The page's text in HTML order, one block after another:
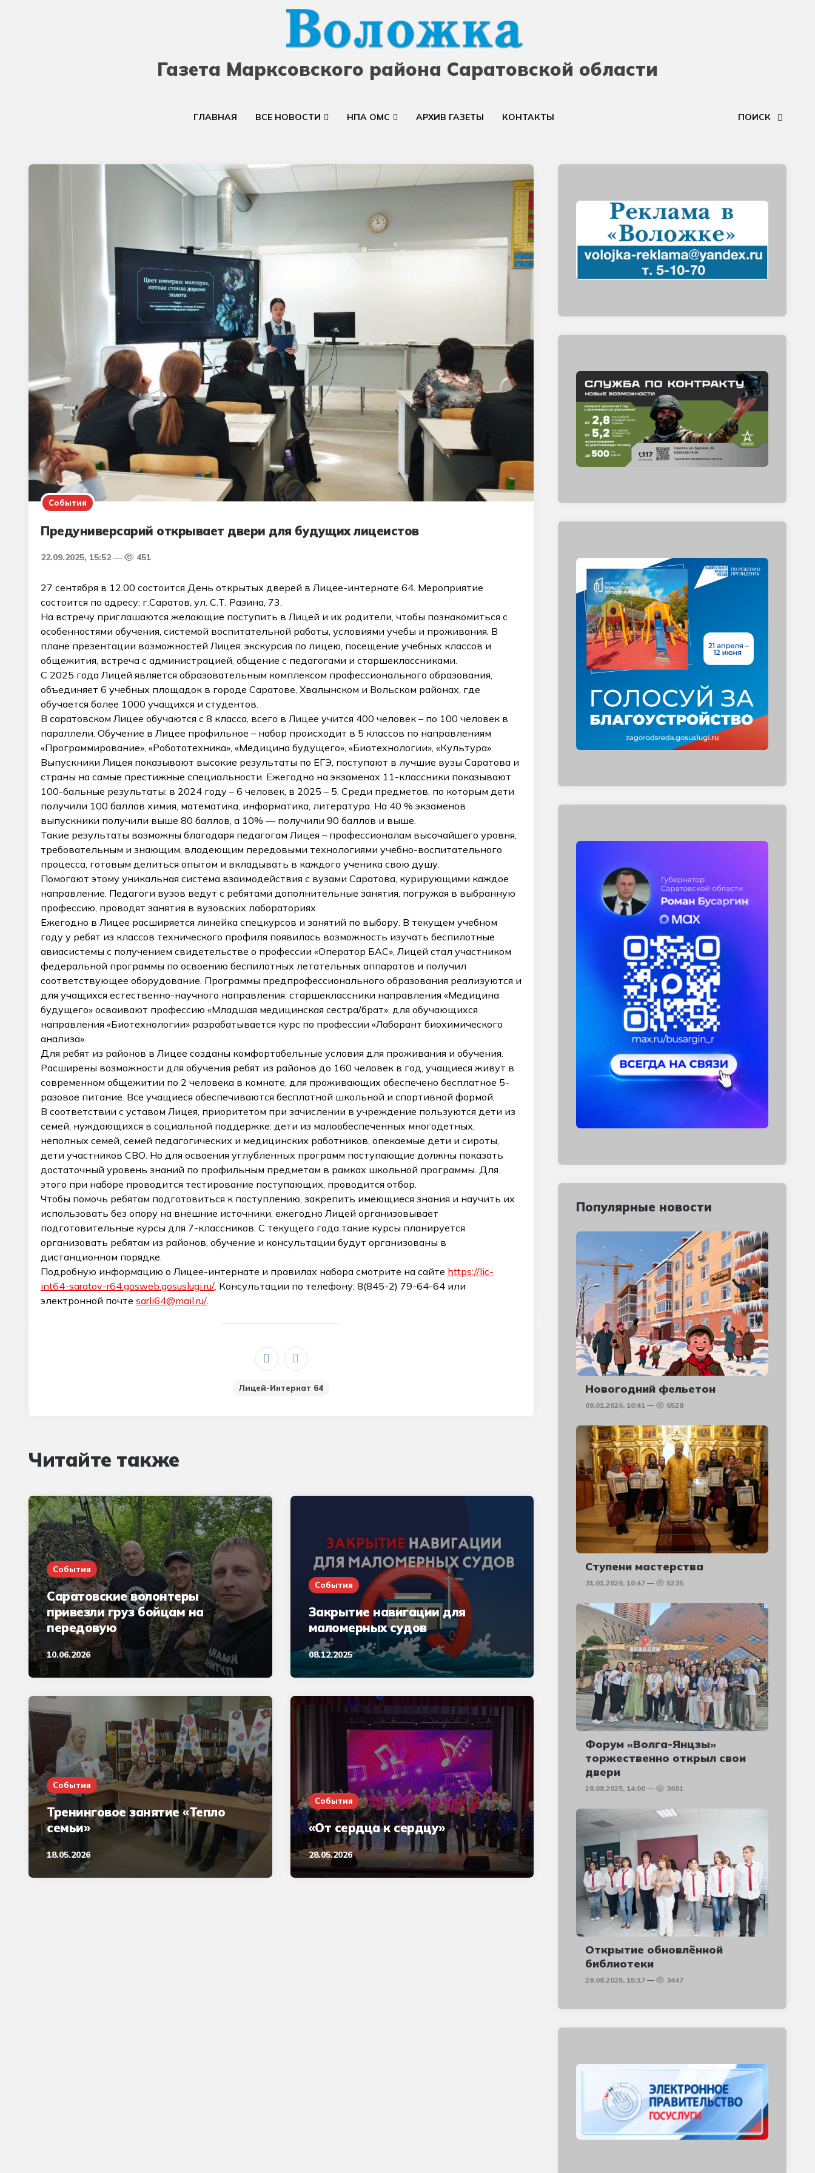
Газета Марксовского района Саратовской области
ГЛАВНАЯ ВСЕ НОВОСТИ НПА ОМС АРХИВ ГАЗЕТЫ КОНТАКТЫ ПОИСК
События
Предуниверсарий открывает двери для будущих лицеистов
22.09.2025, 15:52 451
27 сентября в 12.00 состоится День открытых дверей в Лицее-интернате 64. Мероприятие
состоится по адресу: г.Саратов, ул. С.Т. Разина, 73.
На встречу приглашаются желающие поступить в Лицей и их родители, чтобы познакомиться с
особенностями обучения, системой воспитательной работы, условиями учебы и проживания. В
плане презентации возможностей Лицея: экскурсия по лицею, посещение учебных классов и
общежития, встреча с администрацией, общение с педагогами и старшеклассниками.
С 2025 года Лицей является образовательным комплексом профессионального образования,
объединяет 6 учебных площадок в городе Саратове, Хвалынском и Вольском районах, где
обучается более 1000 учащихся и студентов.
В саратовском Лицее обучаются с 8 класса, всего в Лицее учится 400 человек – по 100 человек в
параллели. Обучение в Лицее профильное – набор происходит в 5 классов по направлениям
«Программирование», «Робототехника», «Медицина будущего», «Биотехнологии», «Культура».
Выпускники Лицея показывают высокие результаты по ЕГЭ, поступают в лучшие вузы Саратова и
страны на самые престижные специальности. Ежегодно на экзаменах 11-классники показывают
100-бальные результаты: в 2024 году – 6 человек, в 2025 – 5. Среди предметов, по которым дети
получили 100 баллов химия, математика, информатика, литература. На 40 % экзаменов
выпускники получили выше 80 баллов, а 10% — получили 90 баллов и выше.
Такие результаты возможны благодаря педагогам Лицея – профессионалам высочайшего уровня,
требовательным и знающим, владеющим передовыми технологиями учебно-воспитательного
процесса, готовым делиться опытом и вкладывать в каждого ученика свою душу.
Помогают этому уникальная система взаимодействия с вузами Саратова, курирующими каждое
направление. Педагоги вузов ведут с ребятами дополнительные занятия, погружая в выбранную
профессию, проводят занятия в вузовских лабораториях
Ежегодно в Лицее расширяется линейка спецкурсов и занятий по выбору. В текущем учебном
году у ребят из классов технического профиля появилась возможность изучать беспилотные
авиасистемы с получением свидетельстве о профессии «Оператор БАС», Лицей стал участником
федеральной программы по освоению беспилотных летательных аппаратов и получил
соответствующее оборудование. Программы предпрофессионального образования реализуются и
для учащихся естественно-научного направления: старшеклассники направления «Медицина
будущего» осваивают профессию «Младшая медицинская сестра/брат», для обучающихся
направления «Биотехнологии» разрабатывается курс по профессии «Лаборант биохимического
анализа».
Для ребят из районов в Лицее созданы комфортабельные условия для проживания и обучения.
Расширены возможности для обучения ребят из районов до 160 человек в год, учащиеся живут в
современном общежитии по 2 человека в комнате, для проживающих обеспечено бесплатное 5-
разовое питание. Все учащиеся обеспечиваются бесплатной школьной и спортивной формой.
В соответствии с уставом Лицея, приоритетом при зачислении в учреждение пользуются дети из
семей, нуждающихся в социальной поддержке: дети из малообеспеченных многодетных,
неполных семей, семей педагогических и медицинских работников, опекаемые дети и сироты,
дети участников СВО. Но для освоения углубленных программ поступающие должны показать
достаточный уровень знаний по профильным предметам в рамках школьной программы. Для
этого при наборе проводится тестирование поступающих, проводится отбор.
Чтобы помочь ребятам подготовиться к поступлению, закрепить имеющиеся знания и научить их
использовать без опору на внешние источники, ежегодно Лицей организовывает
подготовительные курсы для 7-классников. С текущего года такие курсы планируется
организовать ребятам из районов, обучение и консультации будут организованы в
дистанционном порядке.
Подробную информацию о Лицее-интернате и правилах набора смотрите на сайте https://lic-
int64-saratov-r64.gosweb.gosuslugi.ru/ . Консультации по телефону: 8(845-2) 79-64-64 или
электронной почте sarli64@mail.ru/
Лицей-Интернат 64
Читайте также
События
Саратовские волонтеры
привезли груз бойцам на
передовую
10.06.2026
События
Закрытие навигации для
маломерных судов
08.12.2025
События
Тренинговое занятие «Тепло
семьи»
18.05.2026
События
«От сердца к сердцу»
28.05.2026
Популярные новости
Новогодний фельетон
09.01.2026, 10:41 6528
Ступени мастерства
31.01.2026, 10:47 5235
Форум «Волга-Янцзы»
торжественно открыл свои
двери
28.08.2025, 14:00 3601
Открытие обновлённой
библиотеки
29.08.2025, 15:17 3447